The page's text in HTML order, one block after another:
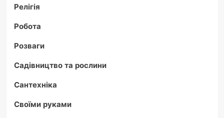
Релігія
Робота
Розваги
Садівництво та рослини
Сантехніка
Своїми руками